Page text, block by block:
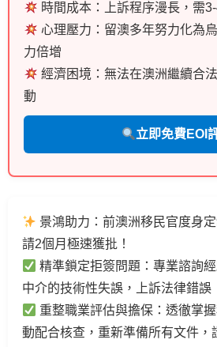
時間成本：上訴程序漫長，需
心理壓力：留澳多年努力化為
力倍增
經濟困境：無法在澳洲繼續合
動
立即免費EOI
景鴻助力：前澳洲移民官度身
請2個月極速獲批！
精準鎖定拒簽問題：專業諮詢
中介的技術性失誤，上訴法律錯誤
重整職業評估與擔保：透徹掌
動配合核查，重新準備所有文件，